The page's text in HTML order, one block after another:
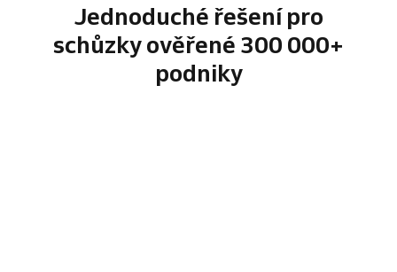
Jednoduché řešení pro
schůzky ověřené 300 000+
podniky